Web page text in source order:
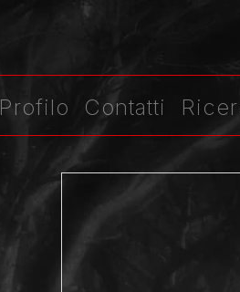
Profilo Contatti